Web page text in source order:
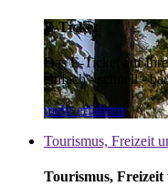
E-Ticket
Das E-Ticket auf
einfach - schnell -
mehr erfahren
Tourismus, Freizeit
Tourismus,